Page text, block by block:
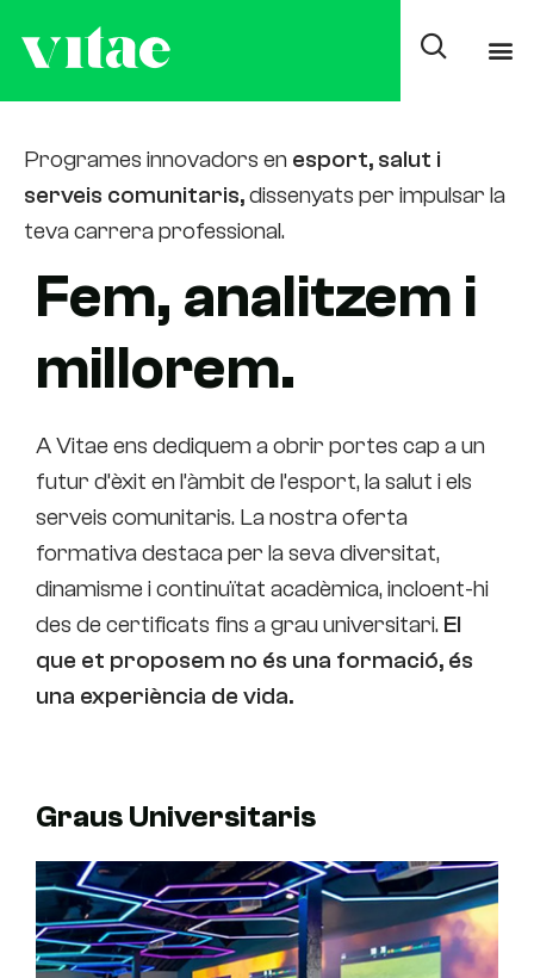
Programes innovadors en esport, salut i
serveis comunitaris,dissenyats per impulsar la
teva carrera professional.
Fem, analitzem i
millorem.
A Vitae ens dediquem a obrir portes cap a un
futur d’èxit en l’àmbit de l’esport, la salut i els
serveis comunitaris. La nostra oferta
formativa destaca per la seva diversitat,
dinamisme i continuïtat acadèmica, incloent-hi
des de certificats fins a grau universitari. El
que et proposem no és una formació, és
una experiència de vida.
Graus Universitaris